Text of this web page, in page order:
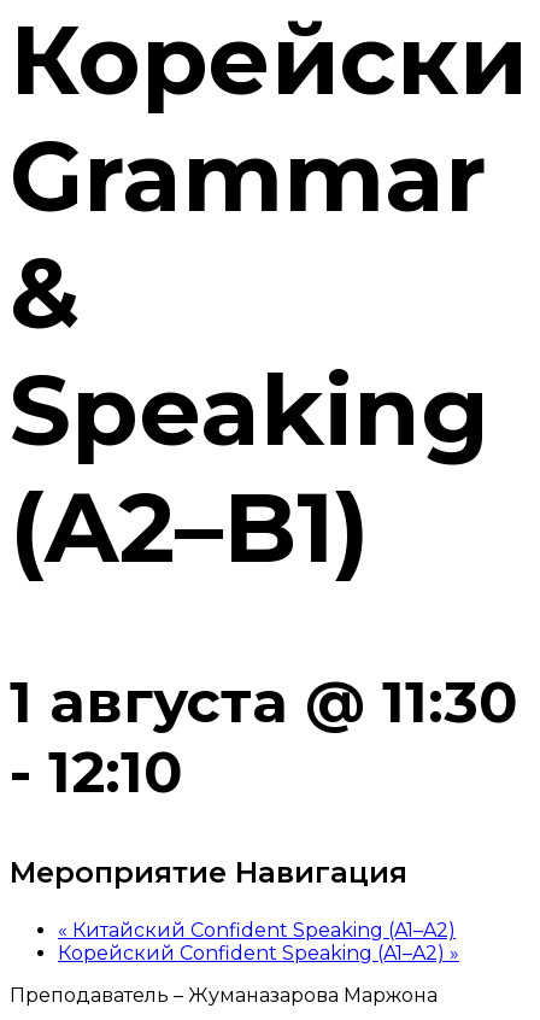
Grammar
&
Speaking
(A2–B1)
1 августа @ 11:30
- 12:10
Мероприятие Навигация
« Китайский Confident Speaking (A1–A2)
Корейский Confident Speaking (A1–A2) »
Преподаватель – Жуманазарова Маржона